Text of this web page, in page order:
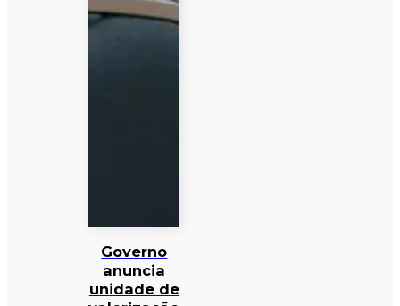
Governo
anuncia
unidade de